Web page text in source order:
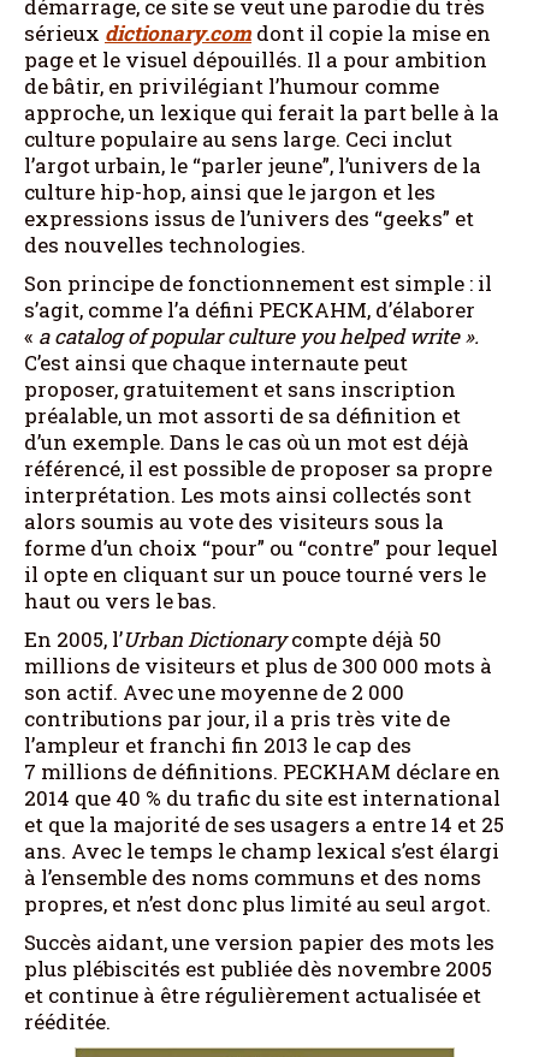
démarrage, ce site se veut une parodie du très
sérieux dictionary.com dont il copie la mise en
page et le visuel dépouillés. Il a pour ambition
de bâtir, en privilégiant l’humour comme
approche, un lexique qui ferait la part belle à la
culture populaire au sens large. Ceci inclut
l’argot urbain, le “parler jeune”, l’univers de la
culture hip-hop, ainsi que le jargon et les
expressions issus de l’univers des “geeks” et
des nouvelles technologies.
Son principe de fonctionnement est simple : il
s’agit, comme l’a défini PECKAHM, d’élaborer
« a catalog of popular culture you helped write».
C’est ainsi que chaque internaute peut
proposer, gratuitement et sans inscription
préalable, un mot assorti de sa définition et
d’un exemple. Dans le cas où un mot est déjà
référencé, il est possible de proposer sa propre
interprétation. Les mots ainsi collectés sont
alors soumis au vote des visiteurs sous la
forme d’un choix “pour” ou “contre” pour lequel
il opte en cliquant sur un pouce tourné vers le
haut ou vers le bas.
En 2005, l’Urban Dictionarycompte déjà 50
millions de visiteurs et plus de 300 000 mots à
son actif. Avec une moyenne de 2 000
contributions par jour, il a pris très vite de
l’ampleur et franchi fin 2013 le cap des
7 millions de définitions. PECKHAM déclare en
2014 que 40 % du trafic du site est international
et que la majorité de ses usagers a entre 14 et 25
ans. Avec le temps le champ lexical s’est élargi
à l’ensemble des noms communs et des noms
propres, et n’est donc plus limité au seul argot.
Succès aidant, une version papier des mots les
plus plébiscités est publiée dès novembre 2005
et continue à être régulièrement actualisée et
rééditée.